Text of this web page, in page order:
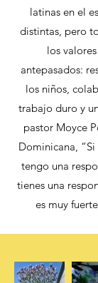
latinas en el
distintas, pero
los
antepasados:
los niños,
trabajo duro y
pastor Moyce
Dominicana,
tengo una
tienes una
es muy